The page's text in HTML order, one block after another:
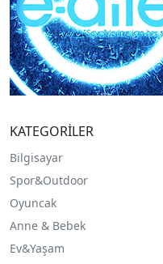
KATEGORİLER
Bilgisayar
Spor&Outdoor
Oyuncak
Anne & Bebek
Ev&Yaşam